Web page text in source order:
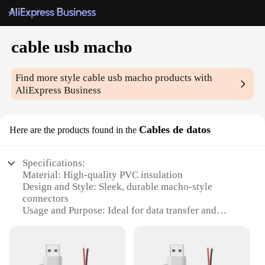
cable usb macho
Find more stylecable usb macho products with
AliExpress Business
Here are the products found in the Cables de datos
Specifications:
Material: High-quality PVC insulation
Design and Style: Sleek, durable macho-style
connectors
Usage and Purpose: Ideal for data transfer and
range of devices
Shape or Size or Weight or Quantity: Available in